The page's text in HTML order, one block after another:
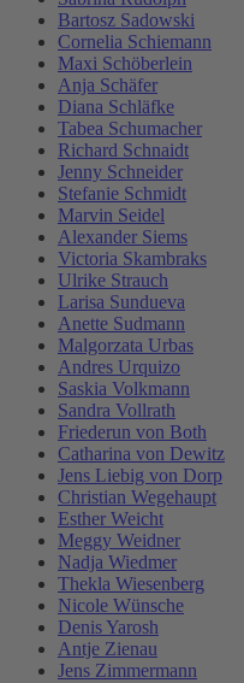
Bartosz Sadowski
Cornelia Schiemann
Maxi Schöberlein
Anja Schäfer
Diana Schläfke
Tabea Schumacher
Richard Schnaidt
Jenny Schneider
Stefanie Schmidt
Marvin Seidel
Alexander Siems
Victoria Skambraks
Ulrike Strauch
Larisa Sundueva
Anette Sudmann
Malgorzata Urbas
Andres Urquizo
Saskia Volkmann
Sandra Vollrath
Friederun von Both
Catharina von Dewitz
Jens Liebig von Dorp
Christian Wegehaupt
Esther Weicht
Meggy Weidner
Nadja Wiedmer
Thekla Wiesenberg
Nicole Wünsche
Denis Yarosh
Antje Zienau
Jens Zimmermann